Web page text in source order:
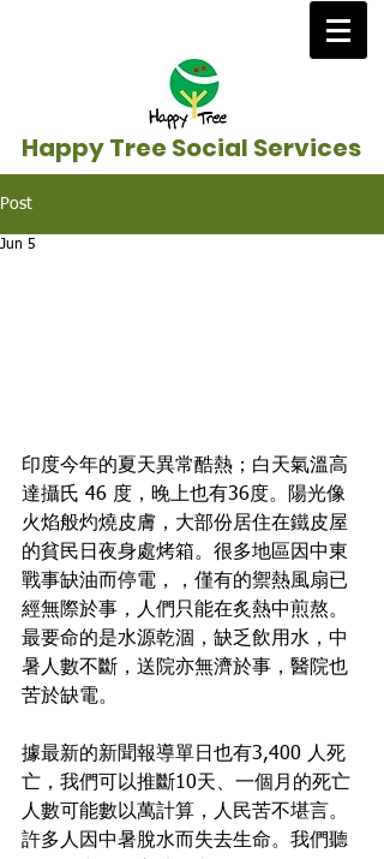
Happy Tree Social Services
Post
Jun 5
印度今年的夏天異常酷熱；白天氣溫高
達攝氏 46 度，晚上也有36度。陽光像
火焰般灼燒皮膚，大部份居住在鐵皮屋
的貧民日夜身處烤箱。很多地區因中東
戰事缺油而停電，，僅有的禦熱風扇已
經無際於事，人們只能在炙熱中煎熬。
最要命的是水源乾涸，缺乏飲用水，中
暑人數不斷，送院亦無濟於事，醫院也
苦於缺電。
據最新的新聞報導單日也有3,400 人死
亡，我們可以推斷10天、一個月的死亡
人數可能數以萬計算，人民苦不堪言。
許多人因中暑脫水而失去生命。我們聽